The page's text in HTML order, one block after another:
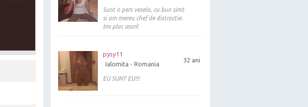
Sunt o pers vesela, cu bun simt
si am mereu chef de distractie.
Imi plac iesiril
pysy11
32 ani
Ialomita - Romania
EU SUNT EU!!!